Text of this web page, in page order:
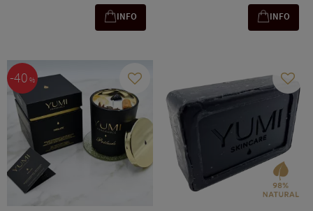
INFO INFO
40 % Lägg till i favoriter